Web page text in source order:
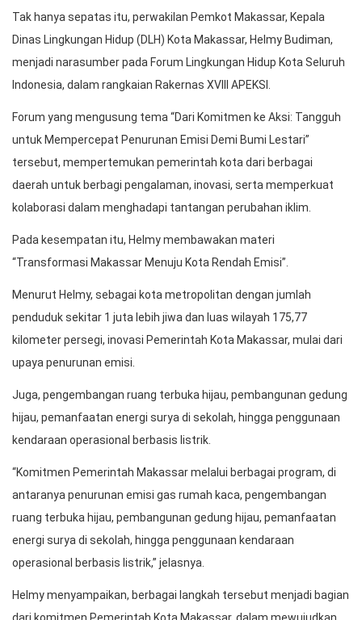
Tak hanya sepatas itu, perwakilan Pemkot Makassar, Kepala
Dinas Lingkungan Hidup (DLH) Kota Makassar, Helmy Budiman,
menjadi narasumber pada Forum Lingkungan Hidup Kota Seluruh
Indonesia, dalam rangkaian Rakernas XVIII APEKSI.
Forum yang mengusung tema “Dari Komitmen ke Aksi: Tangguh
untuk Mempercepat Penurunan Emisi Demi Bumi Lestari”
tersebut, mempertemukan pemerintah kota dari berbagai
daerah untuk berbagi pengalaman, inovasi, serta memperkuat
kolaborasi dalam menghadapi tantangan perubahan iklim.
Pada kesempatan itu, Helmy membawakan materi
“Transformasi Makassar Menuju Kota Rendah Emisi”.
Menurut Helmy, sebagai kota metropolitan dengan jumlah
penduduk sekitar 1 juta lebih jiwa dan luas wilayah 175,77
kilometer persegi, inovasi Pemerintah Kota Makassar, mulai dari
upaya penurunan emisi.
Juga, pengembangan ruang terbuka hijau, pembangunan gedung
hijau, pemanfaatan energi surya di sekolah, hingga penggunaan
kendaraan operasional berbasis listrik.
“Komitmen Pemerintah Makassar melalui berbagai program, di
antaranya penurunan emisi gas rumah kaca, pengembangan
ruang terbuka hijau, pembangunan gedung hijau, pemanfaatan
energi surya di sekolah, hingga penggunaan kendaraan
operasional berbasis listrik,” jelasnya.
Helmy menyampaikan, berbagai langkah tersebut menjadi bagian